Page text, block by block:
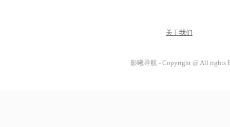
关于我们
影曦导航 - Copyright @ All rights